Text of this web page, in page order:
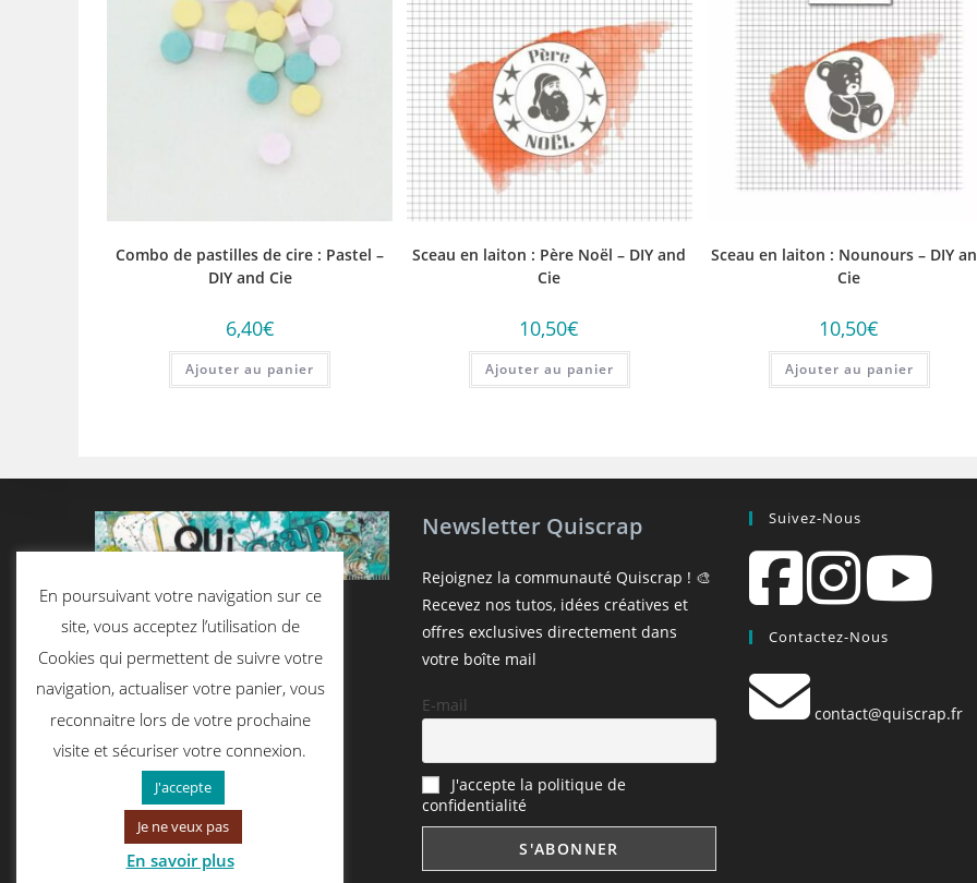
Combo de pastilles de cire : Pastel –
DIY and Cie
6,40€
Ajouter au panier
Sceau en laiton : Père Noël – DIY and
Cie
10,50€
Ajouter au panier
Sceau en laiton : Nounours – DIY
Cie
10,50€
Ajouter au panier
Newsletter Quiscrap
Rejoignez la communauté Quiscrap ! 🎨
Recevez nos tutos, idées créatives et
offres exclusives directement dans
votre boîte mail
E-mail
J'accepte la politique de
confidentialité
Suivez-Nous
Contactez-Nous
contact@quiscrap.fr
En poursuivant votre navigation sur ce
site, vous acceptez l’utilisation de
Cookies qui permettent de suivre votre
navigation, actualiser votre panier, vous
reconnaitre lors de votre prochaine
visite et sécuriser votre connexion.
J'accepte
Je ne veux pas
En savoir plus